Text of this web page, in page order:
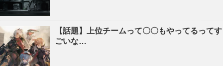
【話題】上位チームって〇〇もやってるってす
ごいな…